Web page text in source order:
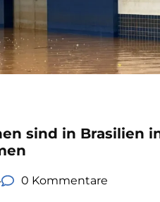
sind in Brasilien
0 Kommentare